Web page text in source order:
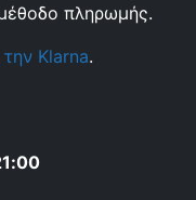
πληρωμής.
Klarna.